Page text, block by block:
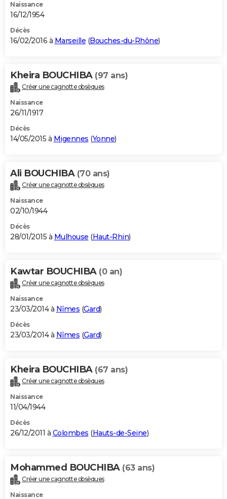
Naissance
16/12/1954
Décès
16/02/2016 à Marseille (Bouches-du-Rhône)
Kheira BOUCHIBA (97 ans)
Créer une cagnotte obsèques
Naissance
26/11/1917
Décès
14/05/2015 à Migennes (Yonne)
Ali BOUCHIBA (70 ans)
Créer une cagnotte obsèques
Naissance
02/10/1944
Décès
28/01/2015 à Mulhouse (Haut-Rhin)
Kawtar BOUCHIBA (0 an)
Créer une cagnotte obsèques
Naissance
23/03/2014 à Nîmes (Gard)
Décès
23/03/2014 à Nîmes (Gard)
Kheira BOUCHIBA (67 ans)
Créer une cagnotte obsèques
Naissance
11/04/1944
Décès
26/12/2011 à Colombes (Hauts-de-Seine)
Mohammed BOUCHIBA (63 ans)
Créer une cagnotte obsèques
Naissance